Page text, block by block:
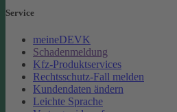
Service
meineDEVK
Schadenmeldung
Kfz-Produktservices
Rechtsschutz-Fall melden
Kundendaten ändern
Leichte Sprache